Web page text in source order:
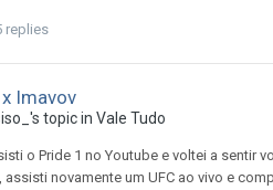
replies
Imavov
's topic in Vale Tudo
o Pride 1 no Youtube e voltei a sentir
novamente um UFC ao vivo e